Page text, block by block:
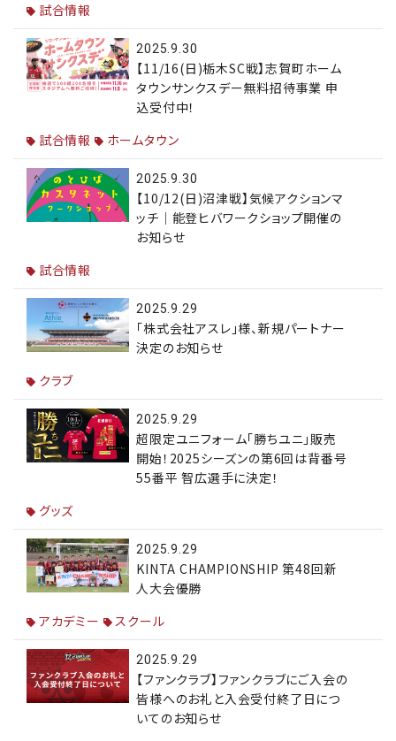
試合情報
2025.9.30
【11/16(日)栃木SC戦】志賀町ホーム
タウンサンクスデー無料招待事業 申
込受付中！
試合情報
ホームタウン
2025.9.30
【10/12(日)沼津戦】気候アクションマ
ッチ｜能登ヒバワークショップ開催の
お知らせ
試合情報
2025.9.29
「株式会社アスレ」様、新規パートナー
決定のお知らせ
クラブ
2025.9.29
超限定ユニフォーム「勝ちユニ」販売
開始！2025シーズンの第6回は背番号
55番平 智広選手に決定！
グッズ
2025.9.29
KINTA CHAMPIONSHIP 第48回新
人大会優勝
アカデミー
スクール
2025.9.29
【ファンクラブ】ファンクラブにご入会の
皆様へのお礼と入会受付終了日につ
いてのお知らせ